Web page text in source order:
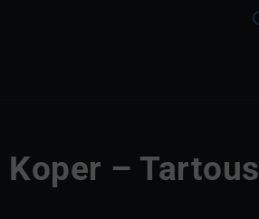
Koper – Tartous